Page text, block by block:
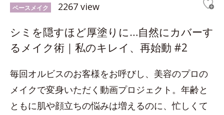
ベースメイク 2267 view
シミを隠すほど厚塗りに…自然にカバーす
るメイク術｜私のキレイ、再始動 #2
毎回オルビスのお客様をお呼びし、美容のプロの
メイクで変身いただく動画プロジェクト。年齢と
ともに肌や顔立ちの悩みは増えるのに、忙しくて